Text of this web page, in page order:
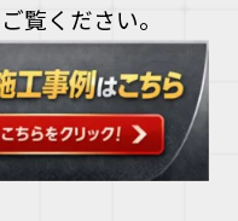
覧ください。